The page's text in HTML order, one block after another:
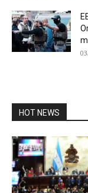
HOT NEWS